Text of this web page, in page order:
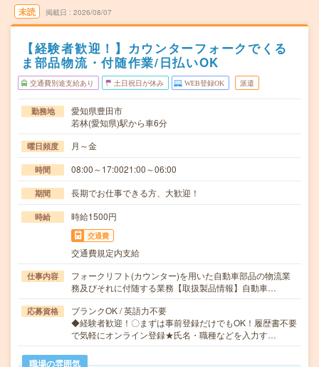
未読 掲載日 2026/08/07
【経験者歓迎！】カウンターフォークでくる
ま部品物流・付随作業/日払いOK
交通費別途支給あり 土日祝日が休み WEB登録OK 派遣
勤務地
愛知県豊田市
若林(愛知県)駅から車6分
曜日頻度 月～金
時間 08:00～17:0021:00～06:00
期間 長期でお仕事できる方、大歓迎！
時給 時給1500円
交通費
交通費規定内支給
仕事内容
フォークリフト(カウンター)を用いた自動車部品の物流業
務及びそれに付随する業務【取扱製品情報】自動車…
応募資格
ブランクOK / 英語力不要
◆経験者歓迎！〇まずは事前登録だけでもOK！履歴書不要
で気軽にオンライン登録★氏名・職種などを入力す…
職場の雰囲気